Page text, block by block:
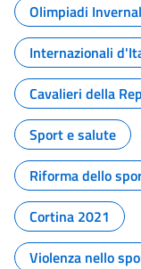
Olimpiadi
Internazionali
Cavalieri della
Sport e salute
Riforma dello
Cortina 2021
Violenza nello